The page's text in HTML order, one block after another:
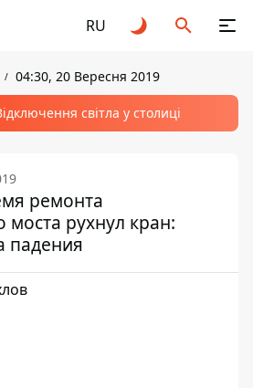
RU
04:30, 20 Вересня 2019
світла у столиці
ремонта
моста рухнул кран:
падения